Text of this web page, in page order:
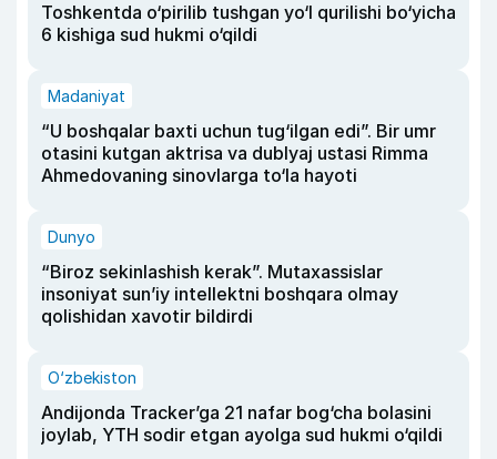
Toshkentda o‘pirilib tushgan yo‘l qurilishi bo‘yicha
6 kishiga sud hukmi o‘qildi
Madaniyat
“U boshqalar baxti uchun tug‘ilgan edi”. Bir umr
otasini kutgan aktrisa va dublyaj ustasi Rimma
Ahmedovaning sinovlarga to‘la hayoti
Dunyo
“Biroz sekinlashish kerak”. Mutaxassislar
insoniyat sun’iy intellektni boshqara olmay
qolishidan xavotir bildirdi
O‘zbekiston
Andijonda Tracker’ga 21 nafar bog‘cha bolasini
joylab, YTH sodir etgan ayolga sud hukmi o‘qildi